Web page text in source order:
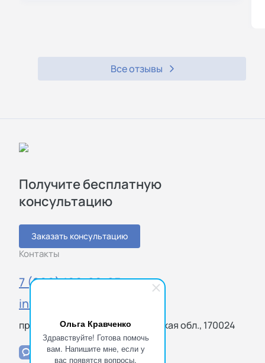
Ольга Кравченко
Здравствуйте! Готова помочь
вам. Напишите мне, если у
вас появятся вопросы.
Все отзывы
Получите бесплатную
консультацию
Заказать консультацию
Контакты
7 (800) 100-20-85
info@sigmatest.ru
просп. Ленина, 10, Тверь, Тверская обл., 170024